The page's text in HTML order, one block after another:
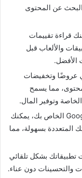
عن المحتوى
قراءة تقييمات
والألعاب قبل
الأفضل.
عروضًا وتخفيضات
مما يسمح
وتوفير المال.
بفضل حساب Google الخاص بك، يمكنك
المتعددة بسهولة، مما
تطبيقاتك بشكل تلقائي
والتحسينات دون عناء.